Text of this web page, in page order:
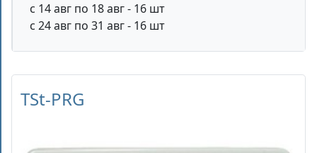
с 14 авг по 18 авг - 16 шт
с 24 авг по 31 авг - 16 шт
TSt-PRG